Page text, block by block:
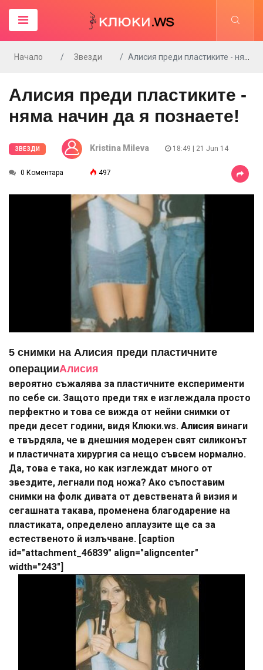
Начало Звезди Алисия преди пластиките - няма начин да я познаете!
Алисия преди пластиките -
няма начин да я познаете!
ЗВЕЗДИ Kristina Mileva 18:49 | 21 Jun 14
0 Коментара 497
5 снимки на Алисия преди пластичните
операцииАлисия
вероятно съжалява за пластичните експерименти
по себе си. Защото преди тях е изглеждала просто
перфектно и това се вижда от нейни снимки от
преди десет години, видя Клюки.ws. Алисия винаги
е твърдяла, че в днешния модерен свят силиконът
и пластичната хирургия са нещо съвсем нормално.
Да, това е така, но как изглеждат много от
звездите, легнали под ножа? Ако съпоставим
снимки на фолк дивата от девствената й визия и
сегашната такава, променена благодарение на
пластиката, определено аплаузите ще са за
естественото й излъчване. [caption
id="attachment_46839" align="aligncenter"
width="243"]